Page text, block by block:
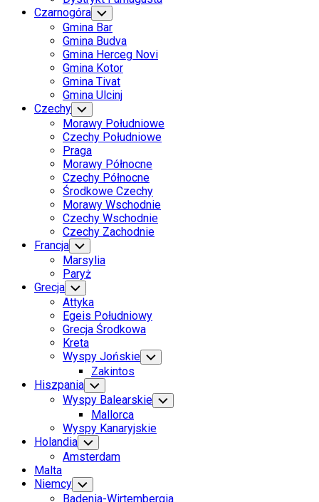
Menu
Czarnogóra Toggle
Child
Menu
Gmina Bar
Gmina Budva
Gmina Herceg Novi
Gmina Kotor
Gmina Tivat
Gmina Ulcinj
Current
Page
Parent
Czechy Toggle
Child
Menu
Morawy Południowe
Czechy Południowe
Praga
Morawy Północne
Czechy Północne
Środkowe Czechy
Current
Page
Parent
Morawy Wschodnie
Czechy Wschodnie
Czechy Zachodnie
Francja Toggle
Child
Menu
Marsylia
Paryż
Grecja Toggle
Child
Menu
Attyka
Egeis Południowy
Grecja Środkowa
Kreta
Wyspy Jońskie Toggle
Child
Zakintos
Hiszpania Toggle
Child
Menu
Wyspy Balearskie Toggle
Child
Mallorca
Wyspy Kanaryjskie
Holandia Toggle
Child
Menu
Amsterdam
Malta
Niemcy Toggle
Child
Badenia-Wirtembergia